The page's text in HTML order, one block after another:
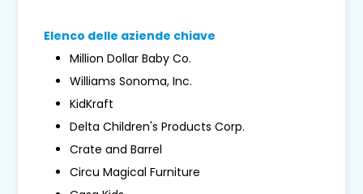
Elenco delle aziende chiave
Million Dollar Baby Co.
Williams Sonoma, Inc.
KidKraft
Delta Children's Products Corp.
Crate and Barrel
Circu Magical Furniture